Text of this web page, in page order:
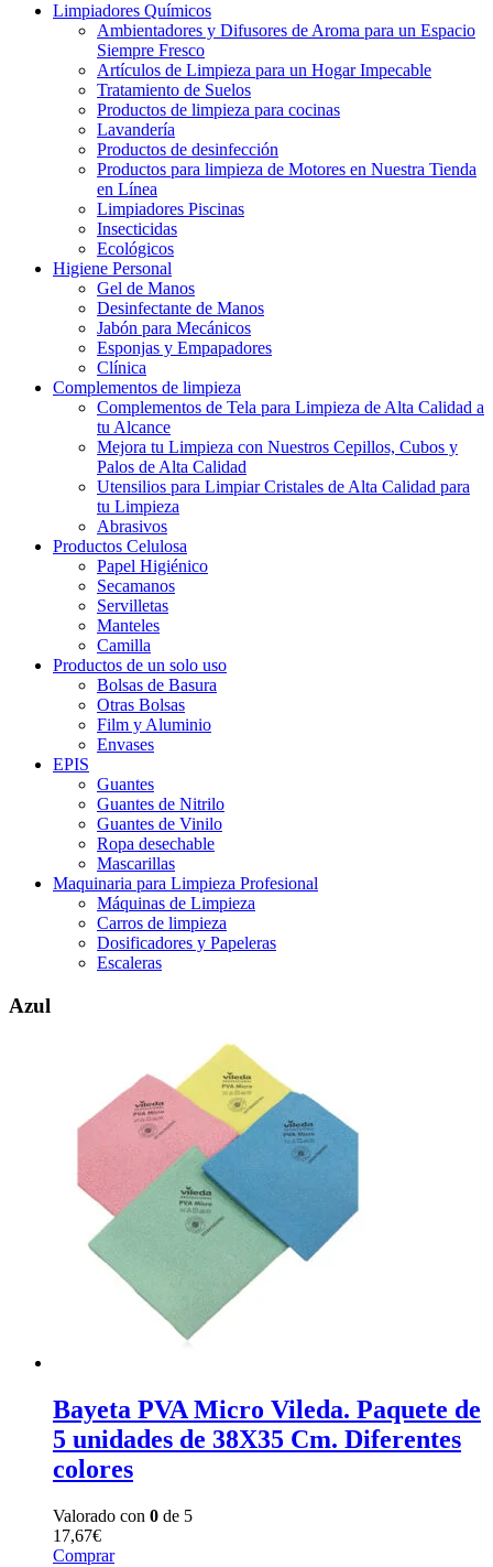
Limpiadores Químicos
Ambientadores y Difusores de Aroma para un Espacio
Siempre Fresco
Artículos de Limpieza para un Hogar Impecable
Tratamiento de Suelos
Productos de limpieza para cocinas
Lavandería
Productos de desinfección
Productos para limpieza de Motores en Nuestra Tienda
en Línea
Limpiadores Piscinas
Insecticidas
Ecológicos
Higiene Personal
Gel de Manos
Desinfectante de Manos
Jabón para Mecánicos
Esponjas y Empapadores
Clínica
Complementos de limpieza
Complementos de Tela para Limpieza de Alta Calidad a
tu Alcance
Mejora tu Limpieza con Nuestros Cepillos, Cubos y
Palos de Alta Calidad
Utensilios para Limpiar Cristales de Alta Calidad para
tu Limpieza
Abrasivos
Productos Celulosa
Papel Higiénico
Secamanos
Servilletas
Manteles
Camilla
Productos de un solo uso
Bolsas de Basura
Otras Bolsas
Film y Aluminio
Envases
EPIS
Guantes
Guantes de Nitrilo
Guantes de Vinilo
Ropa desechable
Mascarillas
Maquinaria para Limpieza Profesional
Máquinas de Limpieza
Carros de limpieza
Dosificadores y Papeleras
Escaleras
Azul
Bayeta PVA Micro Vileda. Paquete de
5 unidades de 38X35 Cm. Diferentes
colores
Valorado con 0 de 5
17,67€
Comprar